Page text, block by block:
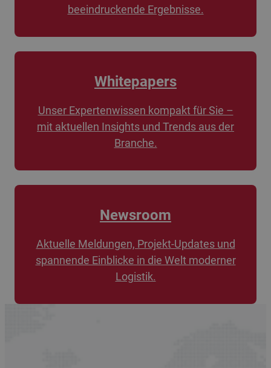
beeindruckende Ergebnisse.
Whitepapers
Unser Expertenwissen kompakt für Sie –
mit aktuellen Insights und Trends aus der
Branche.
Newsroom
Aktuelle Meldungen, Projekt-Updates und
spannende Einblicke in die Welt moderner
Logistik.